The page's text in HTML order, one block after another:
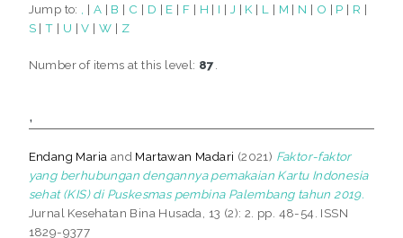
Jump to: | A | B | C | D | E | F | H | I | J | K | L | M | N | O | P | R |
S |T | U |V |W | Z
Number of items at this level: 87
,
Endang Maria and Martawan Madari (2021) Faktor-faktor
yang berhubungan dengannya pemakaian Kartu Indonesia
sehat (KIS) di Puskesmas pembina Palembang tahun 2019.
Jurnal Kesehatan Bina Husada, 13 (2): 2. pp. 48-54. ISSN
1829-9377